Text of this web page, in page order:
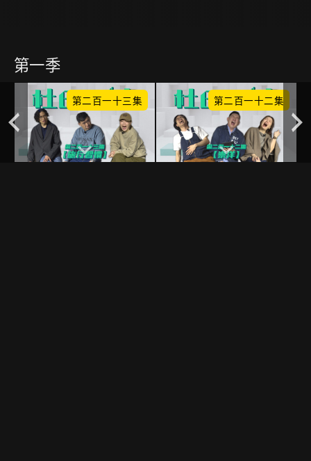
第一季
第二百一十三集 第二百一十二集